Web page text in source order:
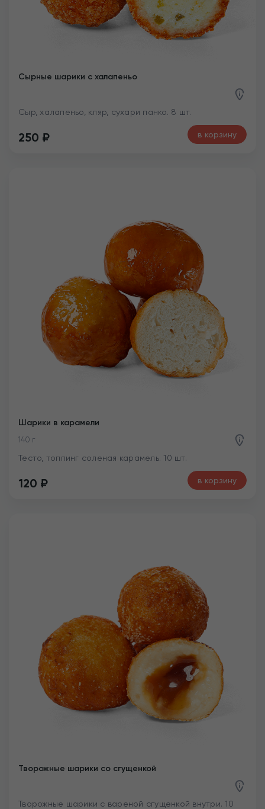
Сырные шарики с халапеньо
Сыр, халапеньо, кляр, сухари панко. 8 шт.
250 ₽ в корзину
Шарики в карамели
140 г
Тесто, топпинг соленая карамель. 10 шт.
120 ₽ в корзину
Творожные шарики со сгущенкой
Творожные шарики с вареной сгущенкой внутри. 10